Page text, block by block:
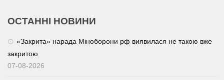
ОСТАННІ НОВИНИ
«Закрита» нарада Міноборони рф виявилася не такою вже
закритою
07-08-2026